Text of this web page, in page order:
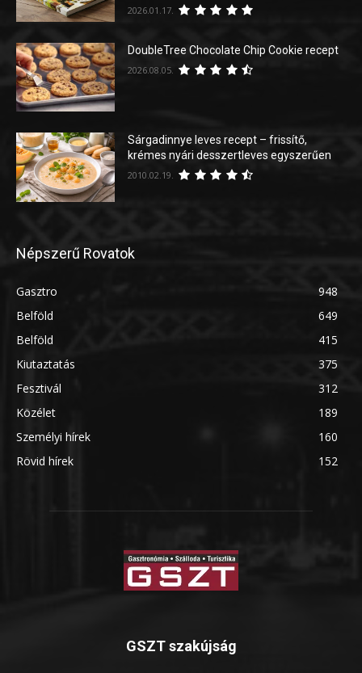
2026.01.17.
DoubleTree Chocolate Chip Cookie recept
2026.08.05.
Sárgadinnye leves recept – frissítő,
krémes nyári desszertleves egyszerűen
2010.02.19.
Népszerű Rovatok
Gasztro
948
Belföld
649
Belföld
415
Kiutaztatás
375
Fesztivál
312
Közélet
189
Személyi hírek
160
Rövid hírek
152
GSZT szakújság